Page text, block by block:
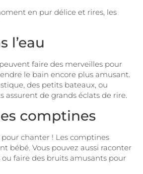
en pur délice et rires, les
l’eau
faire des merveilles pour
le bain encore plus amusant.
des petits bateaux, ou
assurent de grands éclats de rire.
comptines
chanter ! Les comptines
bébé. Vous pouvez aussi raconter
faire des bruits amusants pour